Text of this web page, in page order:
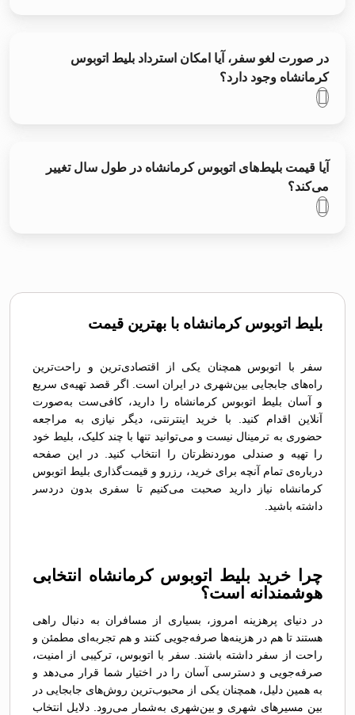
در صورت لغو سفر، آیا امکان استرداد بلیط اتوبوس
کرمانشاه وجود دارد؟
آیا قیمت بلیط‌های اتوبوس کرمانشاه در طول سال تغییر
می‌کند؟
بلیط اتوبوس کرمانشاه با بهترین قیمت
سفر با اتوبوس همچنان یکی از اقتصادی‌ترین و راحت‌ترین
راه‌های جابجایی بین‌شهری در ایران است. اگر قصد تهیه‌ی سریع
و آسان بلیط اتوبوس کرمانشاه را دارید، کافی‌ست به‌صورت
آنلاین اقدام کنید. با خرید اینترنتی، دیگر نیازی به مراجعه
حضوری به ترمینال نیست و می‌توانید تنها با چند کلیک، بلیط خود
را تهیه و صندلی موردنظرتان را انتخاب کنید. در این صفحه
درباره‌ی تمام آنچه برای خرید، رزرو و قیمت‌گذاری بلیط اتوبوس
کرمانشاه نیاز دارید صحبت می‌کنیم تا سفری بدون دردسر
داشته باشید.
چرا خرید بلیط اتوبوس کرمانشاه انتخابی
هوشمندانه است؟
در دنیای پرهزینه امروز، بسیاری از مسافران به دنبال راهی
هستند تا هم در هزینه‌ها صرفه‌جویی کنند و هم تجربه‌ای مطمئن و
راحت از سفر داشته باشند. سفر با اتوبوس، ترکیبی از امنیت،
صرفه‌جویی و دسترسی آسان را در اختیار شما قرار می‌دهد و
به همین دلیل، همچنان یکی از محبوب‌ترین روش‌های جابجایی در
بین مسیرهای شهری و بین‌شهری به‌شمار می‌رود. دلایل انتخاب